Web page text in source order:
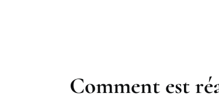
Comment est